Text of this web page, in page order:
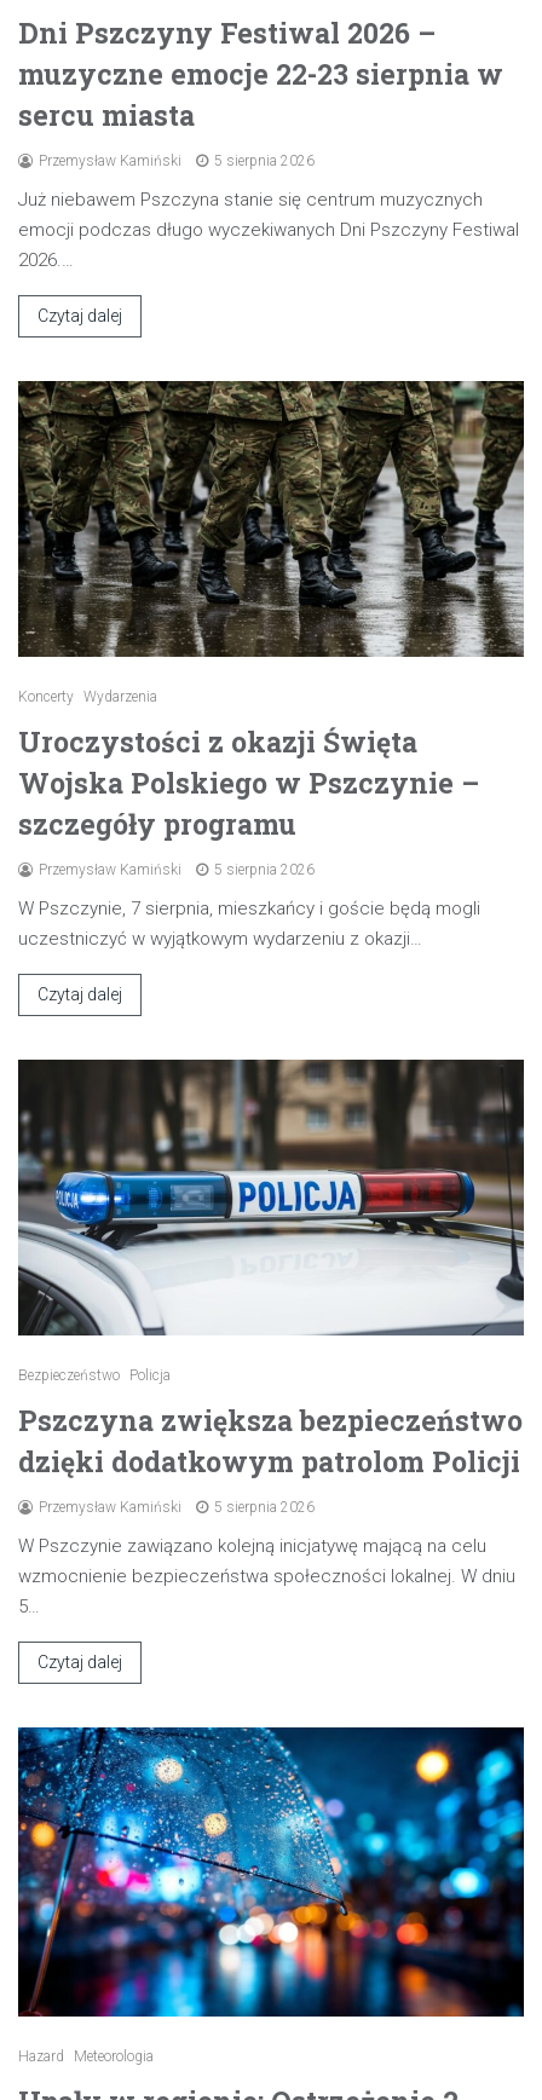
Dni Pszczyny Festiwal 2026 –
muzyczne emocje 22-23 sierpnia w
sercu miasta
Przemysław Kamiński 5 sierpnia 2026
Już niebawem Pszczyna stanie się centrum muzycznych
emocji podczas długo wyczekiwanych Dni Pszczyny Festiwal
2026.…
Czytaj dalej
Koncerty Wydarzenia
Uroczystości z okazji Święta
Wojska Polskiego w Pszczynie –
szczegóły programu
Przemysław Kamiński 5 sierpnia 2026
W Pszczynie, 7 sierpnia, mieszkańcy i goście będą mogli
uczestniczyć w wyjątkowym wydarzeniu z okazji…
Czytaj dalej
Bezpieczeństwo Policja
Pszczyna zwiększa bezpieczeństwo
dzięki dodatkowym patrolom Policji
Przemysław Kamiński 5 sierpnia 2026
W Pszczynie zawiązano kolejną inicjatywę mającą na celu
wzmocnienie bezpieczeństwa społeczności lokalnej. W dniu
5…
Czytaj dalej
Hazard Meteorologia